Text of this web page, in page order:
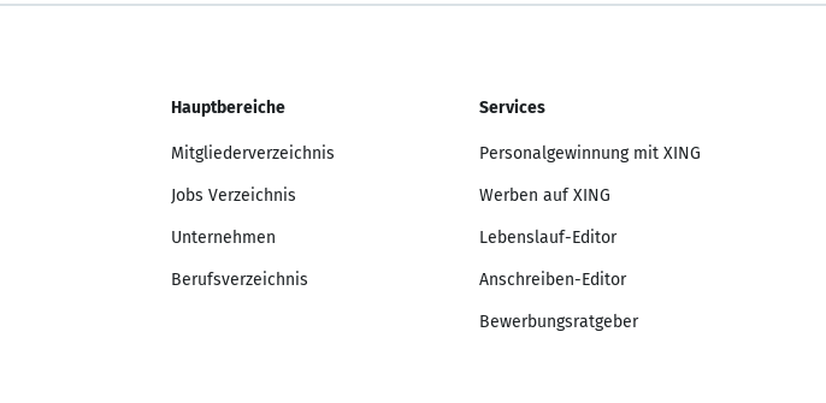
Hauptbereiche
Mitgliederverzeichnis
Jobs Verzeichnis
Unternehmen
Berufsverzeichnis
Services
Personalgewinnung mit XING
Werben auf XING
Lebenslauf-Editor
Anschreiben-Editor
Bewerbungsratgeber